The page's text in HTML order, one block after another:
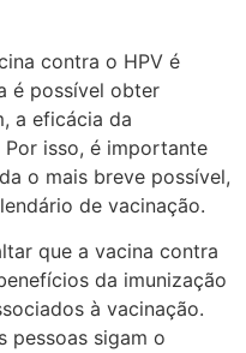
contra o HPV é
é possível obter
a eficácia da
isso, é importante
o mais breve possível,
de vacinação.
que a vacina contra
da imunização
à vacinação.
pessoas sigam o